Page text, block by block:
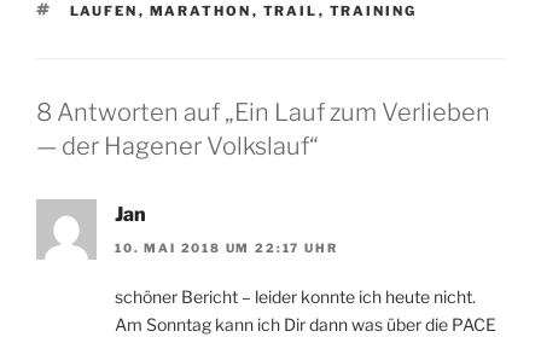
SCHLAGWÖRTER
LAUFEN , MARATHON , TRAIL , TRAINING
8 Antworten auf „Ein Lauf zum Verlieben
— der Hagener Volkslauf“
Jan
10. MAI 2018 UM 22:17 UHR
schöner Bericht – leider konnte ich heute nicht.
Am Sonntag kann ich Dir dann was über die PACE